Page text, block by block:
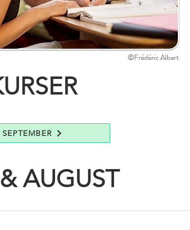
©Frédéric Albert
SEPTEMBER
AUGUST